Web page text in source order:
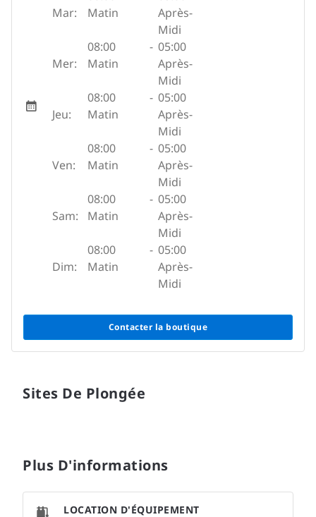
Mar:
Matin
Après-
Midi
Mer:
08:00
Matin
- 05:00
Après-
Midi
Jeu:
08:00
Matin
- 05:00
Après-
Midi
Ven:
08:00
Matin
- 05:00
Après-
Midi
Sam:
08:00
Matin
- 05:00
Après-
Midi
Dim:
08:00
Matin
- 05:00
Après-
Midi
Contacter la boutique
Sites De Plongée
Plus D'informations
LOCATION D'ÉQUIPEMENT